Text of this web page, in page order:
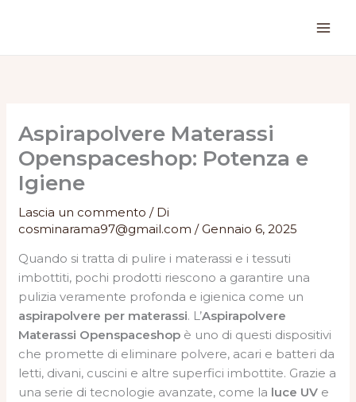
Aspirapolvere Materassi
Openspaceshop: Potenza e
Igiene
Lascia un commento / Di
cosminarama97@gmail.com/Gennaio 6, 2025
Quando si tratta di pulire i materassi e i tessuti
imbottiti, pochi prodotti riescono a garantire una
pulizia veramente profonda e igienica come un
aspirapolvere per materassi. L’Aspirapolvere
Materassi Openspaceshop è uno di questi dispositivi
che promette di eliminare polvere, acari e batteri da
letti, divani, cuscini e altre superfici imbottite. Grazie a
una serie di tecnologie avanzate, come la luce UV e